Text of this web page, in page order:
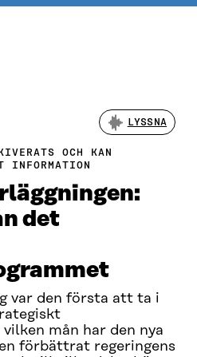
LYSSNA
OCH KAN
INFORMATION
det
var den första att ta i
mån har den nya
förbättrat regeringens